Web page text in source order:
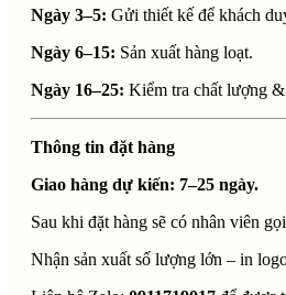
Ngày 3–5: Gửi thiết kế để khách
Ngày 6–15: Sản xuất hàng loạt.
Ngày 16–25: Kiểm tra chất lượng
Thông tin đặt hàng
Giao hàng dự kiến: 7–25 ngày.
Sau khi đặt hàng sẽ có nhân viên
Nhận sản xuất số lượng lớn – in